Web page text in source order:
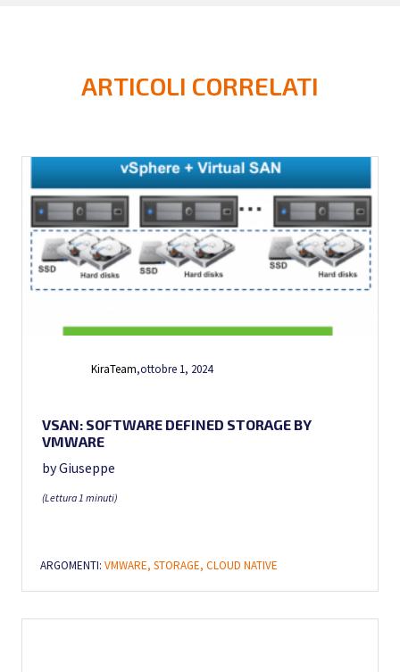
ARTICOLI CORRELATI
KiraTeam,ottobre 1, 2024
VSAN: SOFTWARE DEFINED STORAGE BY
VMWARE
by Giuseppe
(Lettura 1 minuti)
ARGOMENTI: VMWARE, STORAGE, CLOUD NATIVE